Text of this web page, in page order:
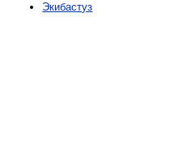
Экибастуз